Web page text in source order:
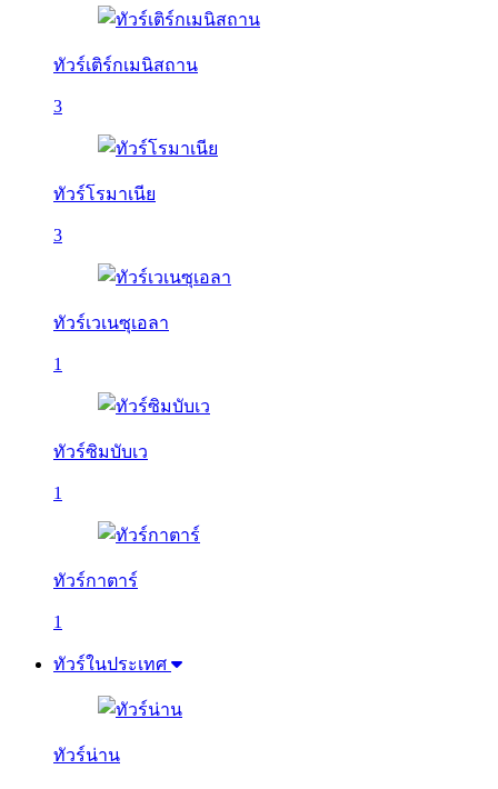
ทัวร์เติร์กเมนิสถาน
3
ทัวร์โรมาเนีย
3
ทัวร์เวเนซุเอลา
1
ทัวร์ซิมบับเว
1
ทัวร์กาตาร์
1
ทัวร์ในประเทศ
ทัวร์น่าน